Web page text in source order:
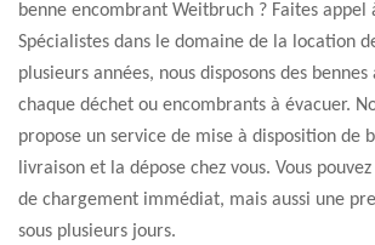
benne encombrant Weitbruch ? Faites appel
Spécialistes dans le domaine de la location
plusieurs années, nous disposons des bennes
chaque déchet ou encombrants à évacuer.
propose un service de mise à disposition de
livraison et la dépose chez vous. Vous
de chargement immédiat, mais aussi une
sous plusieurs jours.